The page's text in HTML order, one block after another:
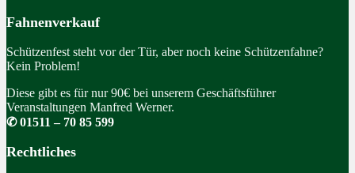
Fahnenverkauf
Schützenfest steht vor der Tür, aber noch keine Schützenfahne?
Kein Problem!
Diese gibt es für nur 90€ bei unserem Geschäftsführer
Veranstaltungen Manfred Werner.
✆ 01511 – 70 85 599
Rechtliches